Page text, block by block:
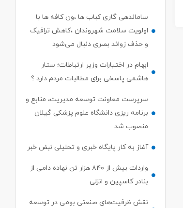
ساماندهی گاری کباب ها ،ون کافه ها با
اولویت سلامت شهروندان ،کاهش ترافیک
و حذف زوائد بصری دنبال می‌شود
ابهام در اختیارات وزیر ارتباطات؛ ستار
هاشمی پاسخی برای مطالبات مردم دارد ؟
سرپرست معاونت توسعه مدیریت، منابع و
برنامه ریزی دانشگاه علوم پزشکی گیلان
منصوب شد
آغاز به کار پایگاه خبری و تحلیلی نبض خبر
واردات بیش از ۸۴۰ هزار تن نهاده دامی از
بنادر كاسپین و انزلی
نقش ظرفیت‌های صنعتی بومی در توسعه